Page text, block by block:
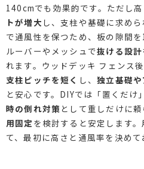
140cmでも効果的です。ただし
トが増大 し、支柱や基礎に求め
で通風性を保つため、板の隙間
ルーバーやメッシュで抜ける設計
れます。ウッドデッキ フェンス
支柱ピッチを短く し、独立基礎
と安心です。DIYでは「置くだけ
時の倒れ対策 として重しだけに頼
用固定 を検討すると安定します
て、最初に高さと通風率を決めて